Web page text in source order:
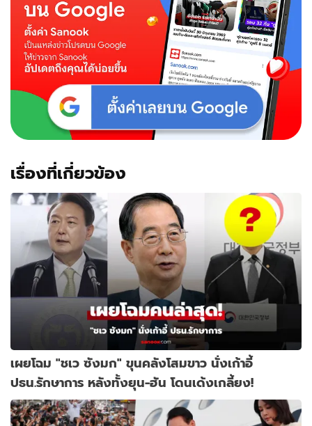
เรื่องที่เกี่ยวข้อง
เผยโฉม "ชเว ซังมก" ขุนคลังโสมขาว นั่งเก้าอี้
ปธน.รักษาการ หลังทั้งยุน-ฮัน โดนเด้งเกลี้ยง!